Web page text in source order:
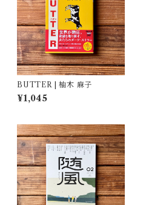
BUTTER | 柚木 麻子
¥1,045